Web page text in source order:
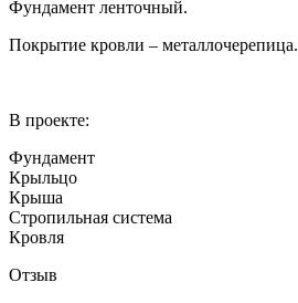
Фундамент ленточный.
Покрытие кровли – металлочерепица.
В проекте:
Фундамент
Крыльцо
Крыша
Стропильная система
Кровля
Отзыв